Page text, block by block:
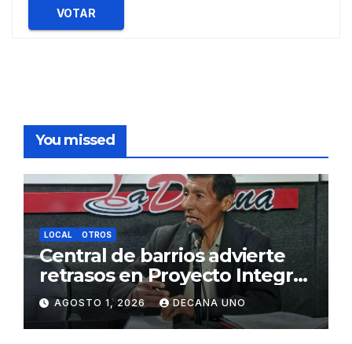
VOTAR
You missed
LOCAL OTROS
Central de barrios advierte
retrasos en Proyecto Integral
de Agua y Alcantarillado para
Juliaca
AGOSTO 1, 2026 DECANA UNO